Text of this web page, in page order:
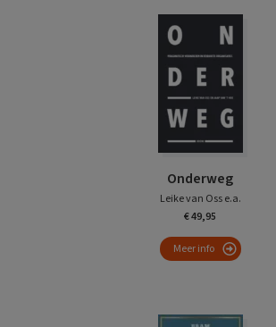
Onderweg
Leike van Oss e.a.
€ 49,95
Meer info